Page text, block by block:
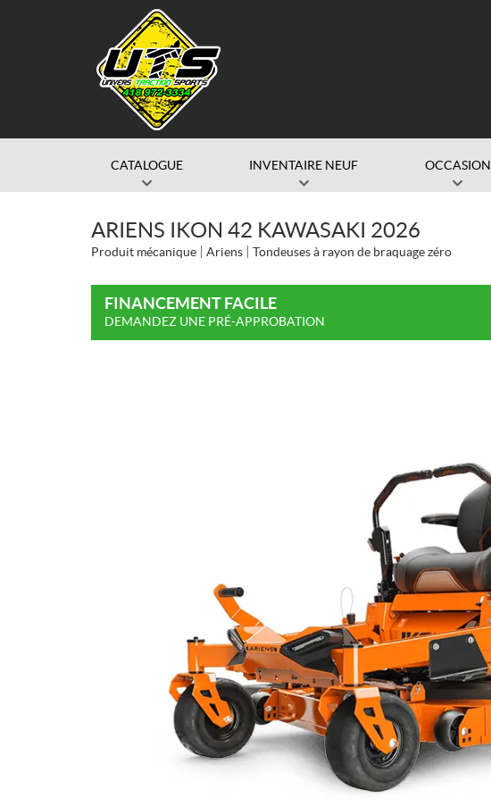
CATALOGUE INVENTAIRE NEUF OCCASION
ARIENS IKON 42 KAWASAKI 2026
Produit mécanique Ariens Tondeuses à rayon de braquage zéro
FINANCEMENT FACILE
DEMANDEZ UNE PRÉ-APPROBATION